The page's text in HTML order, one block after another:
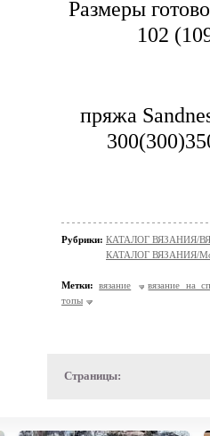
Размеры
102
пряжа
Рубрики: КАТАЛОГ ВЯЗАНИЯ/
КАТАЛОГ ВЯЗАНИЯ/
Метки: вязание
вязание на
топы
Страницы: